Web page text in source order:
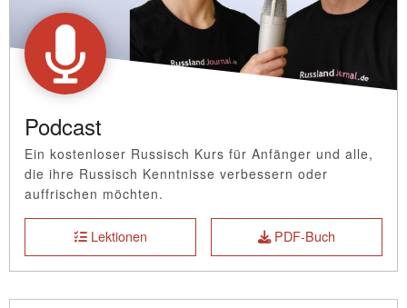
Podcast
Ein kostenloser Russisch Kurs für Anfänger und alle,
die ihre Russisch Kenntnisse verbessern oder
auffrischen möchten.
Lektionen PDF-Buch